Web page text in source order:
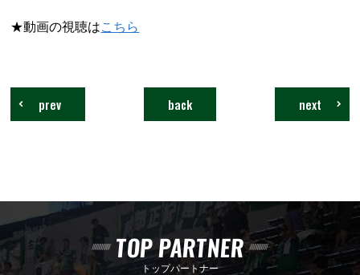
★動画の視聴はこちら
next
back
prev
TOP PARTNER
トップパートナー